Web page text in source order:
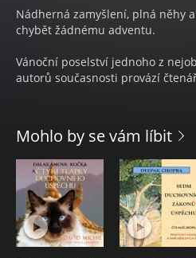
Nádherná zamyšlení, plná něhy
chybět žádnému adventu.
Vánoční poselství jednoho z
autorů současnosti provází
črtách po adventních a
obdarování, obraz věnce a
opravdová radost, tichá a svatá
Vánoce, stromeček, rodina, Boží
a vůl, betlémy, andělé a pastýři,
Ježíše v našem srdci, zázrak
stal člověkem, podstata radosti.
Mohlo by se vám líbit